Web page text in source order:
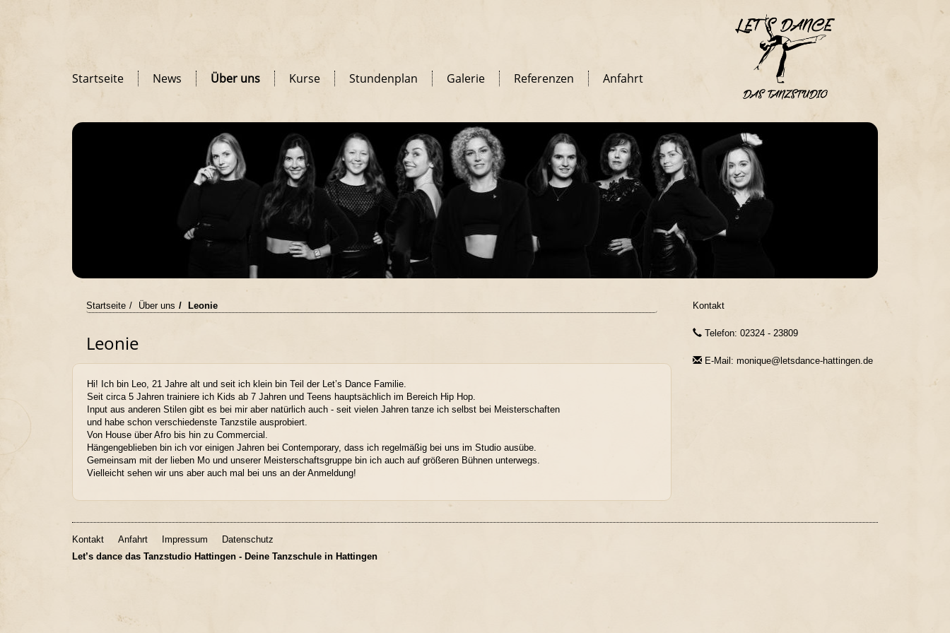
Startseite News Über uns Kurse Stundenplan Galerie Referenzen Anfahrt
Startseite Über uns Leonie
Leonie
Hi! Ich bin Leo, 21 Jahre alt und seit ich klein bin Teil der Let’s Dance Familie.
Seit circa 5 Jahren trainiere ich Kids ab 7 Jahren und Teens hauptsächlich im Bereich Hip Hop.
Input aus anderen Stilen gibt es bei mir aber natürlich auch - seit vielen Jahren tanze ich selbst bei Meisterschaften
und habe schon verschiedenste Tanzstile ausprobiert.
Von House über Afro bis hin zu Commercial.
Hängengeblieben bin ich vor einigen Jahren bei Contemporary, dass ich regelmäßig bei uns im Studio ausübe.
Gemeinsam mit der lieben Mo und unserer Meisterschaftsgruppe bin ich auch auf größeren Bühnen unterwegs.
Vielleicht sehen wir uns aber auch mal bei uns an der Anmeldung!
Kontakt
Telefon: 02324 - 23809
E-Mail: monique@letsdance-hattingen.de
Kontakt Anfahrt Impressum
Datenschutz
Let’s dance das Tanzstudio Hattingen - Deine Tanzschule in Hattingen